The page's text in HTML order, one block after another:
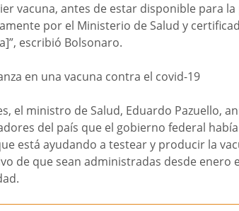
vacuna, antes de estar disponible para
por el Ministerio de Salud y
escribió Bolsonaro.
el ministro de Salud, Eduardo Pazuello,
del país que el gobierno federal
está ayudando a testear y producir la
de que sean administradas desde enero